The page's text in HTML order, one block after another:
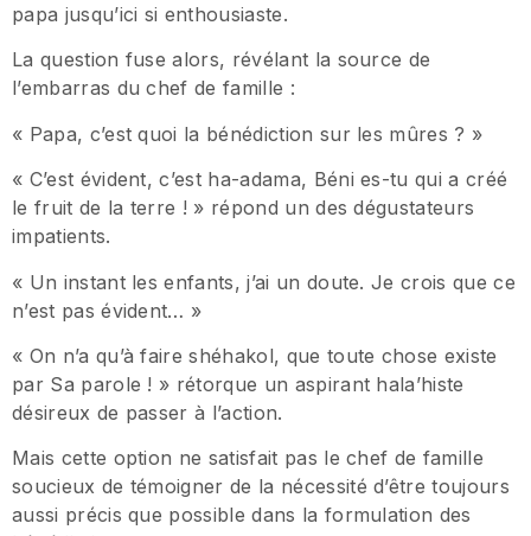
papa jusqu’ici si enthousiaste.
La question fuse alors, révélant la source de
l’embarras du chef de famille :
« Papa, c’est quoi la bénédiction sur les mûres ? »
« C’est évident, c’est ha-adama, Béni es-tu qui a créé
le fruit de la terre ! » répond un des dégustateurs
impatients.
« Un instant les enfants, j’ai un doute. Je crois que ce
n’est pas évident… »
« On n’a qu’à faire shéhakol, que toute chose existe
par Sa parole ! » rétorque un aspirant hala’histe
désireux de passer à l’action.
Mais cette option ne satisfait pas le chef de famille
soucieux de témoigner de la nécessité d’être toujours
aussi précis que possible dans la formulation des